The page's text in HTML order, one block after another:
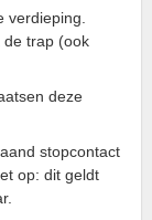
verdieping.
de trap (ook
deze
stopcontact
op: dit geldt